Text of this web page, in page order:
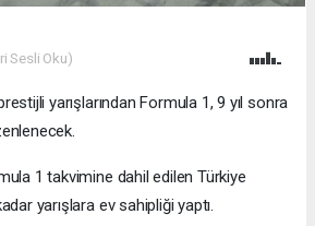
Sesli Oku)
yarışlarından Formula 1, 9 yıl sonra
1 takvimine dahil edilen Türkiye
yarışlara ev sahipliği yaptı.